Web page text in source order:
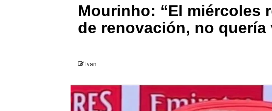
Mourinho: “El miércoles
de renovación, no quería
Ivan